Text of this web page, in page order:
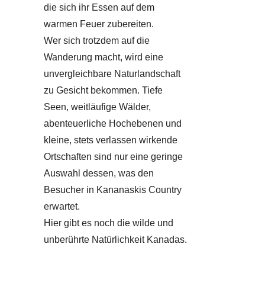
die sich ihr Essen auf dem
warmen Feuer zubereiten.
Wer sich trotzdem auf die
Wanderung macht, wird eine
unvergleichbare Naturlandschaft
zu Gesicht bekommen. Tiefe
Seen, weitläufige Wälder,
abenteuerliche Hochebenen und
kleine, stets verlassen wirkende
Ortschaften sind nur eine geringe
Auswahl dessen, was den
Besucher in Kananaskis Country
erwartet.
Hier gibt es noch die wilde und
unberührte Natürlichkeit Kanadas.